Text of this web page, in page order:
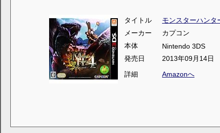
タイトル
モンスターハンタ
メーカー
カプコン
本体
Nintendo 3DS
発売日
2013年09月14日
詳細
Amazonへ